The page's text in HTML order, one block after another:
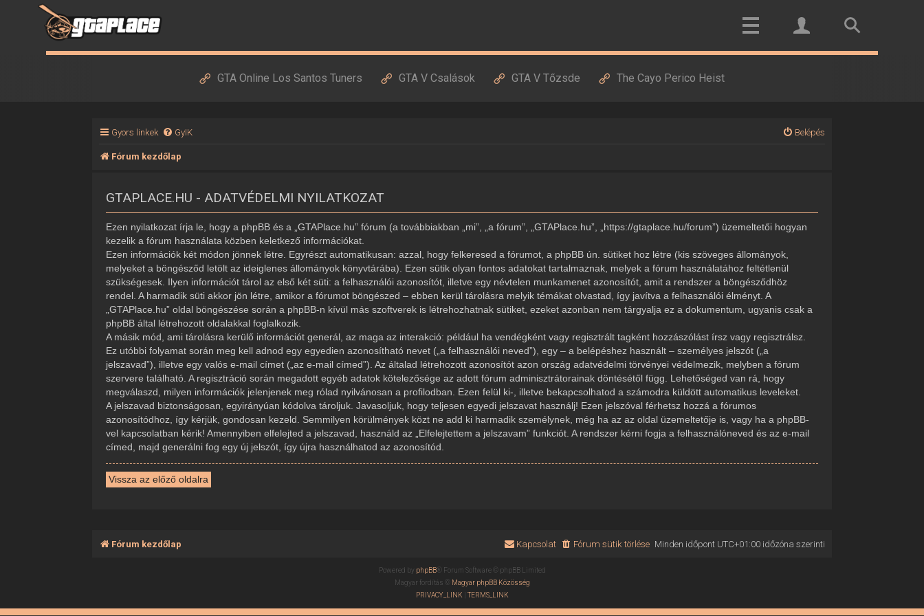
GTA Online Los Santos Tuners GTA V Csalások GTA V Tőzsde The Cayo Perico Heist
Gyors linkek GyIK Belépés
Fórum kezdőlap
GTAPLACE.HU - ADATVÉDELMI NYILATKOZAT
Ezen nyilatkozat írja le, hogy a phpBB és a „GTAPlace.hu” fórum (a továbbiakban „mi”, „a fórum”, „GTAPlace.hu”, „https://gtaplace.hu/forum”) üzemeltetői hogyan
kezelik a fórum használata közben keletkező információkat.
Ezen információk két módon jönnek létre. Egyrészt automatikusan: azzal, hogy felkeresed a fórumot, a phpBB ún. sütiket hoz létre (kis szöveges állományok,
melyeket a böngésződ letölt az ideiglenes állományok könyvtárába). Ezen sütik olyan fontos adatokat tartalmaznak, melyek a fórum használatához feltétlenül
szükségesek. Ilyen információt tárol az első két süti: a felhasználói azonosítót, illetve egy névtelen munkamenet azonosítót, amit a rendszer a böngésződhöz
rendel. A harmadik süti akkor jön létre, amikor a fórumot böngészed – ebben kerül tárolásra melyik témákat olvastad, így javítva a felhasználói élményt. A
„GTAPlace.hu” oldal böngészése során a phpBB-n kívül más szoftverek is létrehozhatnak sütiket, ezeket azonban nem tárgyalja ez a dokumentum, ugyanis csak a
phpBB által létrehozott oldalakkal foglalkozik.
A másik mód, ami tárolásra kerülő információt generál, az maga az interakció: például ha vendégként vagy regisztrált tagként hozzászólást írsz vagy regisztrálsz.
Ez utóbbi folyamat során meg kell adnod egy egyedien azonosítható nevet („a felhasználói neved”), egy – a belépéshez használt – személyes jelszót („a
jelszavad”), illetve egy valós e-mail címet („az e-mail címed”). Az általad létrehozott azonosítót azon ország adatvédelmi törvényei védelmezik, melyben a fórum
szervere található. A regisztráció során megadott egyéb adatok kötelezősége az adott fórum adminisztrátorainak döntésétől függ. Lehetőséged van rá, hogy
megválaszd, milyen információk jelenjenek meg rólad nyilvánosan a profilodban. Ezen felül ki-, illetve bekapcsolhatod a számodra küldött automatikus leveleket.
A jelszavad biztonságosan, egyirányúan kódolva tároljuk. Javasoljuk, hogy teljesen egyedi jelszavat használj! Ezen jelszóval férhetsz hozzá a fórumos
azonosítódhoz, így kérjük, gondosan kezeld. Semmilyen körülmények közt ne add ki harmadik személynek, még ha az az oldal üzemeltetője is, vagy ha a phpBB-
vel kapcsolatban kérik! Amennyiben elfelejted a jelszavad, használd az „Elfelejtettem a jelszavam” funkciót. A rendszer kérni fogja a felhasználóneved és az e-mail
címed, majd generálni fog egy új jelszót, így újra használhatod az azonosítód.
Vissza az előző oldalra
Fórum kezdőlap Minden időpont UTC+01:00időzóna szerinti
Fórum sütik törlése
Kapcsolat
Powered by phpBB® Forum Software © phpBB Limited
Magyar fordítás © Magyar phpBB Közösség
PRIVACY_LINK |TERMS_LINK